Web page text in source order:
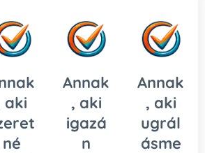
aki
né
Annak
, aki
igazá
n
Annak
, aki
ugrál
ásme